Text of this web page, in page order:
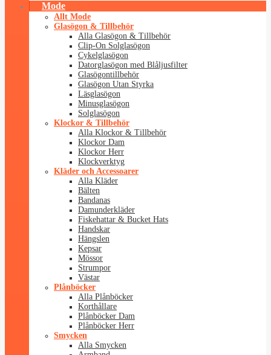
Mode
Allt Mode
Glasögon & Tillbehör
Alla Glasögon & Tillbehör
Clip-On Solglasögon
Cykelglasögon
Datorglasögon med Blåljusfilter
Glasögontillbehör
Glasögon Utan Styrka
Läsglasögon
Minusglasögon
Solglasögon
Klockor & Tillbehör
Alla Klockor & Tillbehör
Klockor Dam
Klockor Herr
Klockverktyg
Kläder och Accessoarer
Alla Kläder
Bälten
Bandanas
Damunderkläder
Fiskehattar & Bucket Hats
Handskar
Hängslen
Kepsar
Mössor
Strumpor
Västar
Plånböcker
Alla Plånböcker
Korthållare
Plånböcker Dam
Plånböcker Herr
Smycken
Alla Smycken